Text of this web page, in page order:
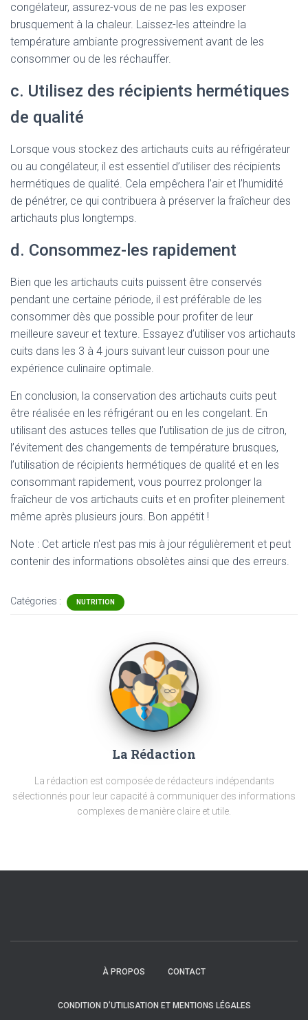
congélateur, assurez-vous de ne pas les exposer
brusquement à la chaleur. Laissez-les atteindre la
température ambiante progressivement avant de les
consommer ou de les réchauffer.
c. Utilisez des récipients hermétiques
de qualité
Lorsque vous stockez des artichauts cuits au réfrigérateur
ou au congélateur, il est essentiel d’utiliser des récipients
hermétiques de qualité. Cela empêchera l’air et l’humidité
de pénétrer, ce qui contribuera à préserver la fraîcheur des
artichauts plus longtemps.
d. Consommez-les rapidement
Bien que les artichauts cuits puissent être conservés
pendant une certaine période, il est préférable de les
consommer dès que possible pour profiter de leur
meilleure saveur et texture. Essayez d’utiliser vos artichauts
cuits dans les 3 à 4 jours suivant leur cuisson pour une
expérience culinaire optimale.
En conclusion, la conservation des artichauts cuits peut
être réalisée en les réfrigérant ou en les congelant. En
utilisant des astuces telles que l’utilisation de jus de citron,
l’évitement des changements de température brusques,
l’utilisation de récipients hermétiques de qualité et en les
consommant rapidement, vous pourrez prolonger la
fraîcheur de vos artichauts cuits et en profiter pleinement
même après plusieurs jours. Bon appétit !
Note : Cet article n'est pas mis à jour régulièrement et peut
contenir des informations obsolètes ainsi que des erreurs.
Catégories : NUTRITION
La Rédaction
La rédaction est composée de rédacteurs indépendants
sélectionnés pour leur capacité à communiquer des informations
complexes de manière claire et utile.
À PROPOS CONTACT
CONDITION D’UTILISATION ET MENTIONS LÉGALES